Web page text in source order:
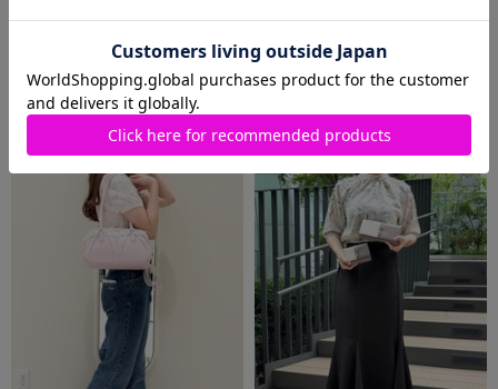
2026.08.09
Samantha Thavasa
2026.08.08
Samantha Thavasa